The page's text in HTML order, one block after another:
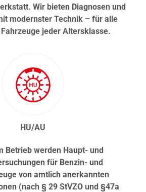
Wir bieten Diagnosen und
modernster Technik – für alle
jeder Altersklasse.
HU/AU
Betrieb werden Haupt- und
für Benzin- und
von amtlich anerkannten
(nach § 29 StVZO und §47a